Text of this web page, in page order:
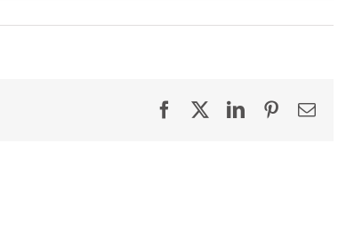
FacebookLinkedInPinterest
E-